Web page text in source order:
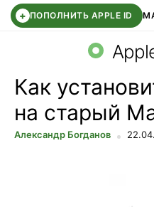
+ ПОПОЛНИТЬ APPLE ID
СБЕР КИДС ВТБ
Как
на старый
Александр Богданов